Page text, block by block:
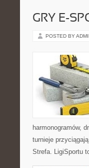
GRY E-
POSTED BY
harmonogramów,
turnieje
Strefa. LigiSportu